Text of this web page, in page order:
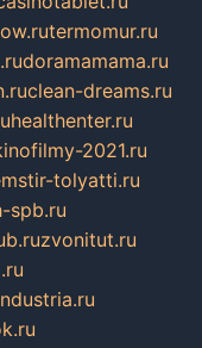
termomur.ru
doramamama.ru
clean-dreams.ru
healthenter.ru
2021.ru
tolyatti.ru
spb.ru
zvonitut.ru